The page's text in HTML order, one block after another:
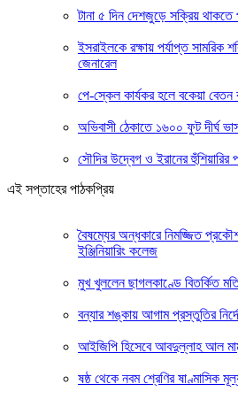
টানা ৫ দিন দেশজুড়ে সক্রিয় থাকতে
ইসরাইলকে রক্ষায় পর্যাপ্ত সামরিক
জেনারেল
পে-স্কেল কার্যকর হলে বকেয়া বেতন
অভিবাসী ঠেকাতে ১৬০০ ফুট দীর্ঘ
সৌদির উদ্বেগ ও ইরানের হুঁশিয়ারির
এই সপ্তাহের পাঠকপ্রিয়
বৈষম্যের অন্ধকারে নিমজ্জিত
ইঞ্জিনিয়ারিং কলেজ
মুখ খুললেন ছাগলকাণ্ডে বিতর্কিত
বন্যার শঙ্কায় আগাম প্রস্তুতির
আইজিপি হিসেবে আবদুল্লাহ আল
ষষ্ঠ থেকে নবম শ্রেণির ষাণ্মাসিক